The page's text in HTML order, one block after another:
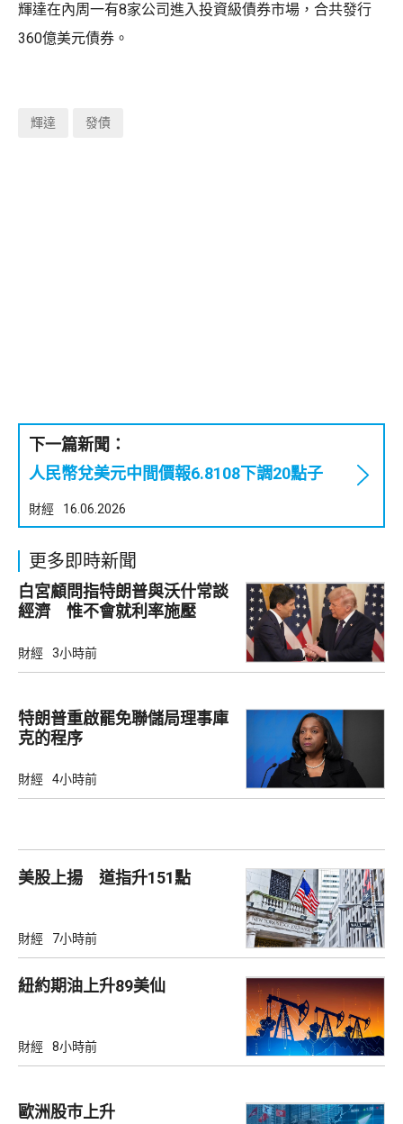
輝達在內周一有8家公司進入投資級債券市場，合共發行
360億美元債券。
輝達 發債
下一篇新聞：
人民幣兌美元中間價報6.8108下調20點子
財經 16.06.2026
更多即時新聞
白宮顧問指特朗普與沃什常談
經濟 惟不會就利率施壓
財經 3小時前
特朗普重啟罷免聯儲局理事庫
克的程序
財經 4小時前
美股上揚 道指升151點
財經 7小時前
紐約期油上升89美仙
財經 8小時前
歐洲股巿上升